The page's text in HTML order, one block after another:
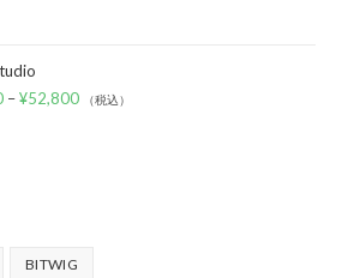
–¥52,800 （税込）
BITWIG